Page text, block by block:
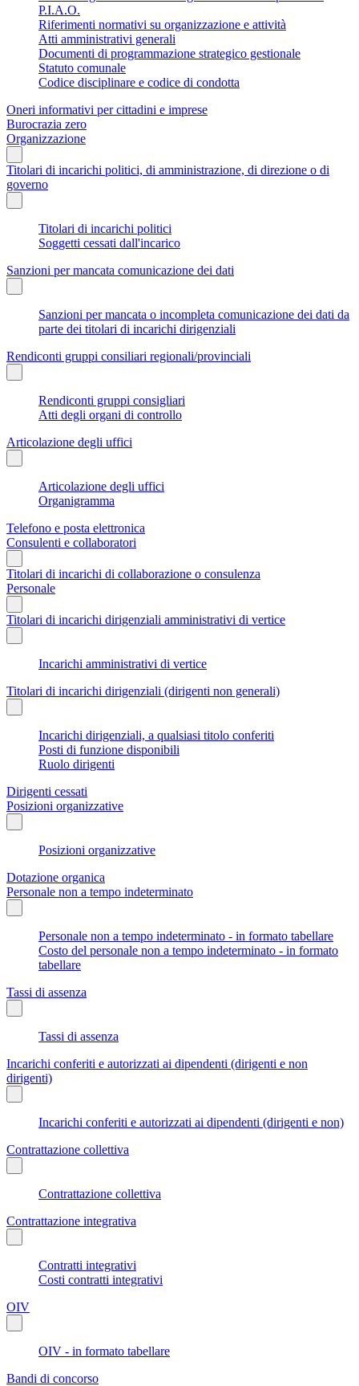
P.I.A.O.
Riferimenti normativi su organizzazione e attività
Atti amministrativi generali
Documenti di programmazione strategico gestionale
Statuto comunale
Codice disciplinare e codice di condotta
Oneri informativi per cittadini e imprese
Burocrazia zero
Organizzazione
Titolari di incarichi politici, di amministrazione, di direzione o di
governo
Titolari di incarichi politici
Soggetti cessati dall'incarico
Sanzioni per mancata comunicazione dei dati
Sanzioni per mancata o incompleta comunicazione dei dati da
parte dei titolari di incarichi dirigenziali
Rendiconti gruppi consiliari regionali/provinciali
Rendiconti gruppi consigliari
Atti degli organi di controllo
Articolazione degli uffici
Articolazione degli uffici
Organigramma
Telefono e posta elettronica
Consulenti e collaboratori
Titolari di incarichi di collaborazione o consulenza
Personale
Titolari di incarichi dirigenziali amministrativi di vertice
Incarichi amministrativi di vertice
Titolari di incarichi dirigenziali (dirigenti non generali)
Incarichi dirigenziali, a qualsiasi titolo conferiti
Posti di funzione disponibili
Ruolo dirigenti
Dirigenti cessati
Posizioni organizzative
Posizioni organizzative
Dotazione organica
Personale non a tempo indeterminato
Personale non a tempo indeterminato - in formato tabellare
Costo del personale non a tempo indeterminato - in formato
tabellare
Tassi di assenza
Tassi di assenza
Incarichi conferiti e autorizzati ai dipendenti (dirigenti e non
dirigenti)
Incarichi conferiti e autorizzati ai dipendenti (dirigenti e non)
Contrattazione collettiva
Contrattazione collettiva
Contrattazione integrativa
Contratti integrativi
Costi contratti integrativi
OIV
OIV - in formato tabellare
Bandi di concorso